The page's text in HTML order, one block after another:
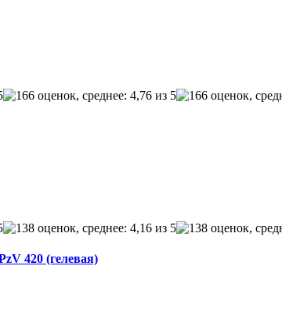
420 (гелевая)